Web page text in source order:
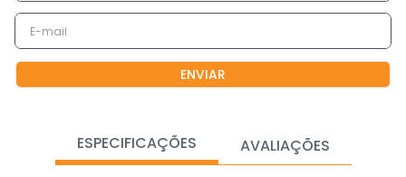
ENVIAR
ESPECIFICAÇÕES AVALIAÇÕES